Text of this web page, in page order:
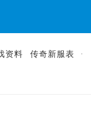
资料 传奇新服表